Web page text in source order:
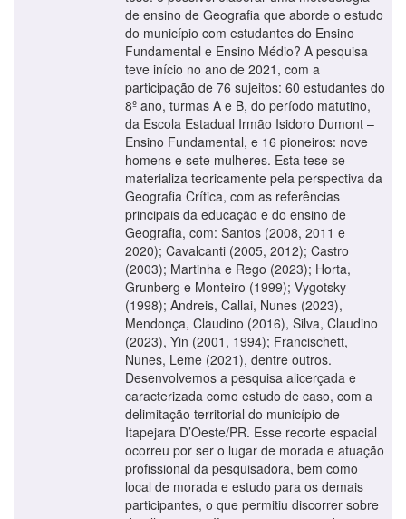
de ensino de Geografia que aborde o estudo
do município com estudantes do Ensino
Fundamental e Ensino Médio? A pesquisa
teve início no ano de 2021, com a
participação de 76 sujeitos: 60 estudantes do
8º ano, turmas A e B, do período matutino,
da Escola Estadual Irmão Isidoro Dumont –
Ensino Fundamental, e 16 pioneiros: nove
homens e sete mulheres. Esta tese se
materializa teoricamente pela perspectiva da
Geografia Crítica, com as referências
principais da educação e do ensino de
Geografia, com: Santos (2008, 2011 e
2020); Cavalcanti (2005, 2012); Castro
(2003); Martinha e Rego (2023); Horta,
Grunberg e Monteiro (1999); Vygotsky
(1998); Andreis, Callai, Nunes (2023),
Mendonça, Claudino (2016), Silva, Claudino
(2023), Yin (2001, 1994); Francischett,
Nunes, Leme (2021), dentre outros.
Desenvolvemos a pesquisa alicerçada e
caracterizada como estudo de caso, com a
delimitação territorial do município de
Itapejara D’Oeste/PR. Esse recorte espacial
ocorreu por ser o lugar de morada e atuação
profissional da pesquisadora, bem como
local de morada e estudo para os demais
participantes, o que permitiu discorrer sobre